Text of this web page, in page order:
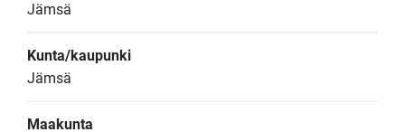
Jämsä
Kunta/kaupunki
Jämsä
Maakunta